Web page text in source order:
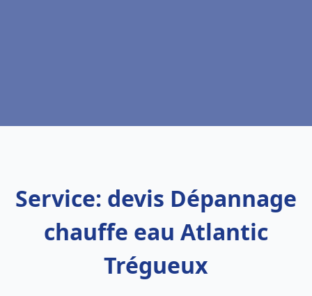
Service: devis Dépannage
chauffe eau Atlantic
Trégueux